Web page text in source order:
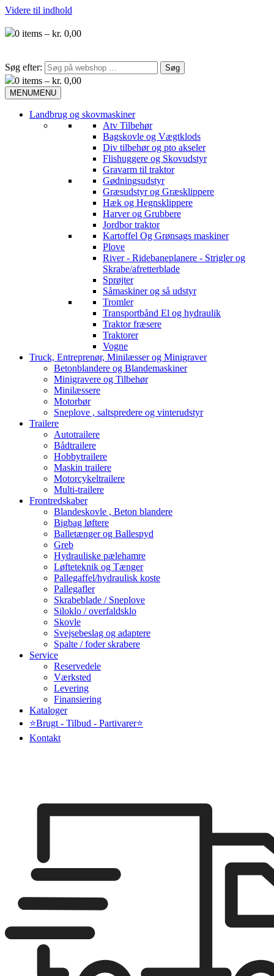
Videre til indhold
0 items – kr. 0,00
Søg efter:
0 items – kr. 0,00
MENUMENU
Landbrug og skovmaskiner
Atv Tilbehør
Bagskovle og Vægtklods
Div tilbehør og pto akseler
Flishuggere og Skovudstyr
Gravarm til traktor
Gødningsudstyr
Græsudstyr og Græsklippere
Hæk og Hegnsklippere
Harver og Grubbere
Jordbor traktor
Kartoffel Og Grønsags maskiner
Plove
River - Ridebaneplanere - Strigler og
Skrabe/afretterblade
Sprøjter
Såmaskiner og så udstyr
Tromler
Transportbånd El og hydraulik
Traktor fræsere
Traktorer
Vogne
Truck, Entreprenør, Minilæsser og Minigraver
Betonblandere og Blandemaskiner
Minigravere og Tilbehør
Minilæssere
Motorbør
Sneplove , saltspredere og vinterudstyr
Trailere
Autotrailere
Bådtrailere
Hobbytrailere
Maskin trailere
Motorcykeltrailere
Multi-trailere
Frontredskaber
Blandeskovle , Beton blandere
Bigbag løftere
Balletænger og Ballespyd
Greb
Hydrauliske pælehamre
Løfteteknik og Tænger
Pallegaffel/hydraulisk koste
Pallegafler
Skrabeblade / Sneplove
Siloklo / overfaldsklo
Skovle
Svejsebeslag og adaptere
Spalte / foder skrabere
Service
Reservedele
Værksted
Levering
Finansiering
Kataloger
⭐Brugt - Tilbud - Partivarer⭐
Kontakt